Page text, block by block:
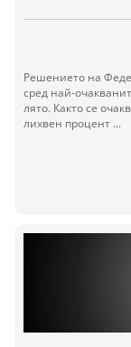
Решението на
сред най-
лято. Както се
лихвен процент ...